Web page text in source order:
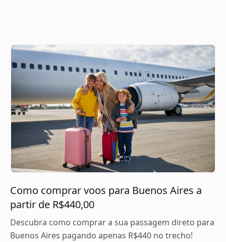
Como comprar voos para Buenos Aires a
partir de R$440,00
Descubra como comprar a sua passagem direto para
Buenos Aires pagando apenas R$440 no trecho!